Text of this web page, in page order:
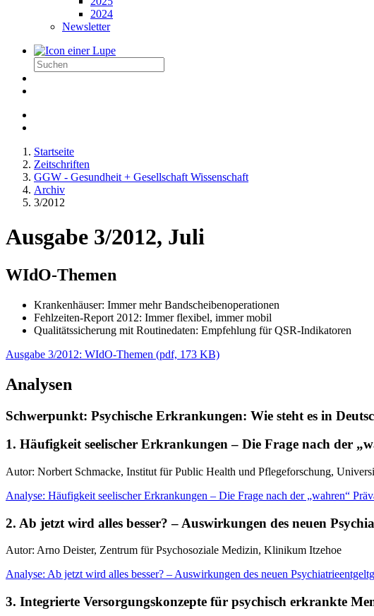
2024
Newsletter
Startseite
Zeitschriften
GGW - Gesundheit + Gesellschaft Wissenschaft
Archiv
3/2012
Ausgabe 3/2012, Juli
WIdO-Themen
Krankenhäuser: Immer mehr Bandscheibenoperationen
Fehlzeiten-Report 2012: Immer flexibel, immer mobil
Qualitätssicherung mit Routinedaten: Empfehlung für QSR-Indikatoren
Ausgabe 3/2012: WIdO-Themen (pdf, 173 KB)
Analysen
Schwerpunkt: Psychische Erkrankungen: Wie steht es in
1. Häufigkeit seelischer Erkrankungen – Die Frage nach der
Autor: Norbert Schmacke, Institut für Public Health und Pflegeforschung,
Analyse: Häufigkeit seelischer Erkrankungen – Die Frage nach der „wahren“
2. Ab jetzt wird alles besser? – Auswirkungen des neuen
Autor: Arno Deister, Zentrum für Psychosoziale Medizin, Klinikum Itzehoe
Analyse: Ab jetzt wird alles besser? – Auswirkungen des neuen
3. Integrierte Versorgungskonzepte für psychisch erkrankte